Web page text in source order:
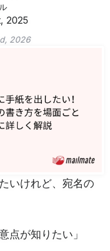
2025
2026
いけれど、宛名の
点が知りたい」